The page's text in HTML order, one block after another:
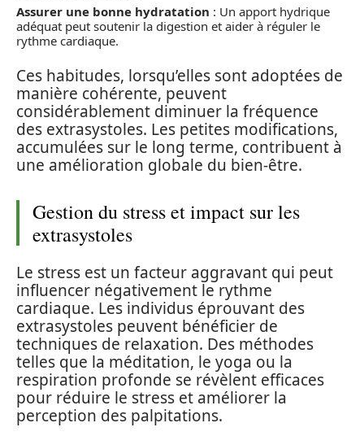
Assurer une bonne hydratation : Un apport hydrique
adéquat peut soutenir la digestion et aider à réguler le
rythme cardiaque.
Ces habitudes, lorsqu’elles sont adoptées de
manière cohérente, peuvent
considérablement diminuer la fréquence
des extrasystoles. Les petites modifications,
accumulées sur le long terme, contribuent à
une amélioration globale du bien-être.
Gestion du stress et impact sur les
extrasystoles
Le stress est un facteur aggravant qui peut
influencer négativement le rythme
cardiaque. Les individus éprouvant des
extrasystoles peuvent bénéficier de
techniques de relaxation. Des méthodes
telles que la méditation, le yoga ou la
respiration profonde se révèlent efficaces
pour réduire le stress et améliorer la
perception des palpitations.